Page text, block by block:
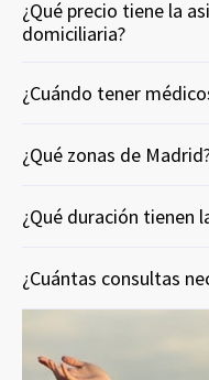
¿Qué precio tiene la
domiciliaria?
¿Cuándo tener
¿Qué zonas de
¿Qué duración tienen
¿Cuántas consultas